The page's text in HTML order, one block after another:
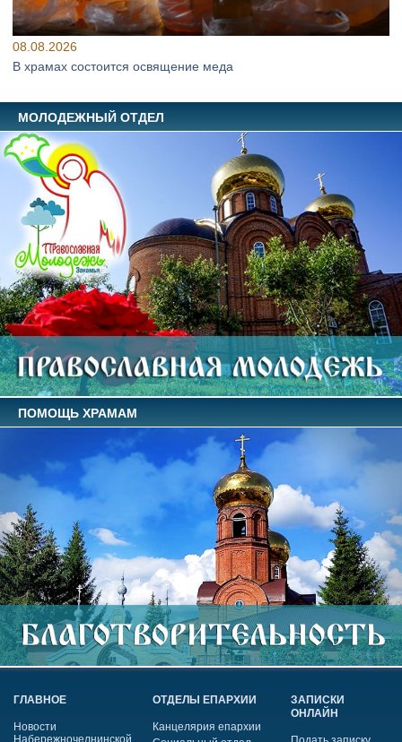
08.08.2026
В храмах состоится освящение меда
МОЛОДЕЖНЫЙ ОТДЕЛ
ПОМОЩЬ ХРАМАМ
ГЛАВНОЕ
Новости
Набережночелнинской
ОТДЕЛЫ ЕПАРХИИ
Канцелярия епархии
ЗАПИСКИ
ОНЛАЙН